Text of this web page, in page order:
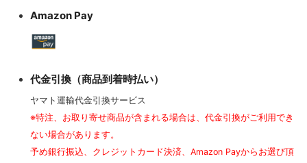
Amazon Pay
代金引換（商品到着時払い）
ヤマト運輸代金引換サービス
※特注、お取り寄せ商品が含まれる場合は、代金引換がご利用でき
ない場合があります。
予め銀行振込、クレジットカード決済、Amazon Payからお選び頂